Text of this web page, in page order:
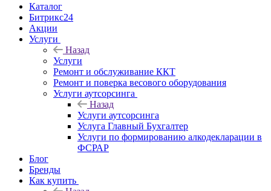
Каталог
Битрикс24
Акции
Услуги
Назад
Услуги
Ремонт и обслуживание ККТ
Ремонт и поверка весового оборудования
Услуги аутсорсинга
Назад
Услуги аутсорсинга
Услуга Главный Бухгалтер
Услуги по формированию алкодекларации в
ФСРАР
Блог
Бренды
Как купить